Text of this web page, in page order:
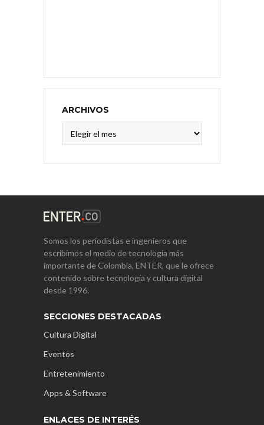
ARCHIVOS
Somos los periodistas e ingenieros que
escribimos el medio de tecnología más
importante de Colombia, ENTER, que le ofrece
contenido sobre tecnología y cultura digital
desde 1996.
SECCIONES DESTACADAS
Cultura Digital
Eventos
Entretenimiento
Apps & Software
ENLACES DE INTERÉS